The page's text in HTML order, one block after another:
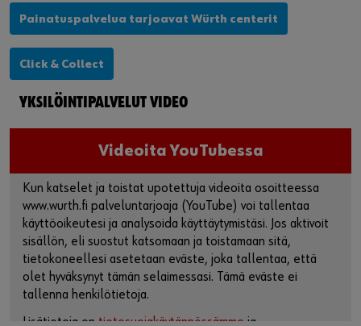
Painatuspalvelua tarjoavat Würth centerit
Click & Collect
YKSILÖINTIPALVELUT VIDEO
Videoita YouTubessa
Kun katselet ja toistat upotettuja videoita osoitteessa
www.wurth.fi palveluntarjoaja (YouTube) voi tallentaa
käyttöoikeutesi ja analysoida käyttäytymistäsi. Jos aktivoit
sisällön, eli suostut katsomaan ja toistamaan sitä,
tietokoneellesi asetetaan eväste, joka tallentaa, että
olet hyväksynyt tämän selaimessasi. Tämä eväste ei
tallenna henkilötietoja.
Lisätietoja on tietosuojakäytännössämme ja